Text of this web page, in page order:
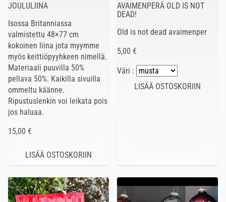
JOULULIINA
Isossa Britanniassa
valmistettu 48×77 cm
kokoinen liina jota myymme
myös keittiöpyyhkeen nimellä.
Materiaali puuvilla 50%
pellava 50%. Kaikilla sivuilla
ommeltu käänne.
Ripustuslenkin voi leikata pois
jos haluaa.
15,00 €
AVAIMENPERÄ OLD IS NOT
DEAD!
Old is not dead avaimenper
5,00 €
Väri :